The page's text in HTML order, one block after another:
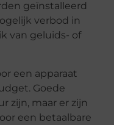
geïnstalleerd
verbod in
van geluids- of
een apparaat
Goede
zijn, maar er zijn
een betaalbare